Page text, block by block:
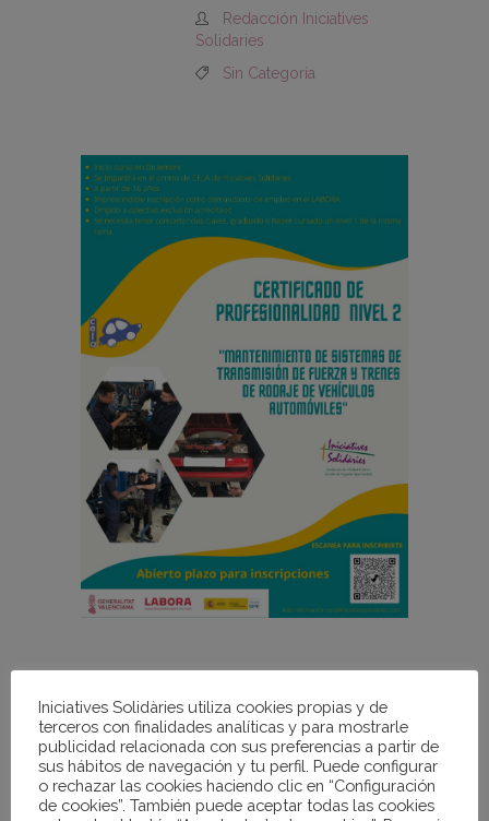
Redacción Iniciatives
Solidaries
Sin Categoría
estás pensando en seguir
formándote, en Iniciatives
Solidàries vamos a comenzar...
Iniciatives Solidàries utiliza cookies propias y de
terceros con finalidades analíticas y para mostrarle
publicidad relacionada con sus preferencias a partir de
sus hábitos de navegación y tu perfil. Puede configurar
o rechazar las cookies haciendo clic en “Configuración
de cookies”. También puede aceptar todas las cookies